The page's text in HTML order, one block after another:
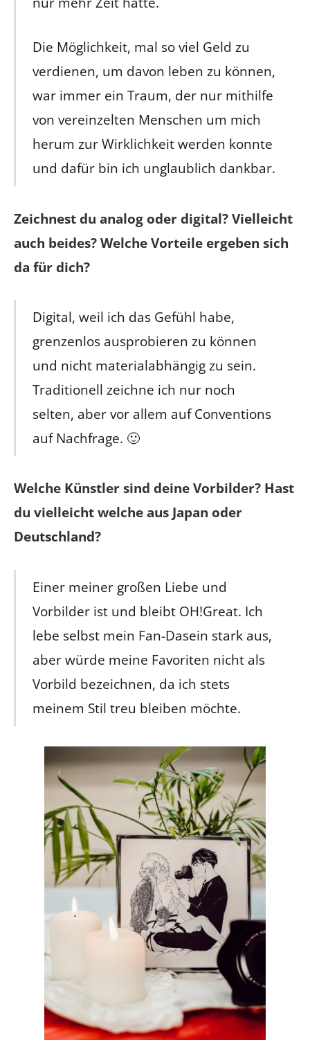
Die Möglichkeit, mal so viel Geld zu
verdienen, um davon leben zu können,
war immer ein Traum, der nur mithilfe
von vereinzelten Menschen um mich
herum zur Wirklichkeit werden konnte
und dafür bin ich unglaublich dankbar.
Zeichnest du analog oder digital? Vielleicht
auch beides? Welche Vorteile ergeben sich
da für dich?
Digital, weil ich das Gefühl habe,
grenzenlos ausprobieren zu können
und nicht materialabhängig zu sein.
Traditionell zeichne ich nur noch
selten, aber vor allem auf Conventions
auf Nachfrage. 🙂
Welche Künstler sind deine Vorbilder? Hast
du vielleicht welche aus Japan oder
Deutschland?
Einer meiner großen Liebe und
Vorbilder ist und bleibt OH!Great. Ich
lebe selbst mein Fan-Dasein stark aus,
aber würde meine Favoriten nicht als
Vorbild bezeichnen, da ich stets
meinem Stil treu bleiben möchte.